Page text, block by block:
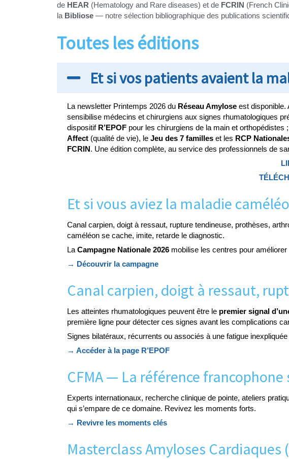
de HEAR (Hematology and Rare diseases) et de FCRIN (French
la Bibliose — notre sélection bibliographique des publications
Toutes les éditions
Et si vos patients avaient la
La newsletter Printemps 2026 du Réseau Amylose est disponible.
sensibilise médecins et chirurgiens aux signes rhumatologiques
dispositif R’EPOF pour les chirurgiens de la main et orthopédistes
Affect (qualité de vie), le Jeu des 7 familles et les RCP
FCRIN. Une édition complète, au service des professionnels de
Et si vous aviez la maladie
Canal carpien, doigt à ressaut, rupture tendineuse, prothèses,
caméléon se cache, imite, retarde le diagnostic.
La Campagne Nationale 2026 mobilise les centres pour améliorer
→ Découvrir la campagne
Canal carpien, doigt à ressaut,
Les atteintes rhumatologiques peuvent être le premier signal
première ligne pour détecter ces signes avant les complications
Signes bilatéraux, récurrents ou associés à une fatigue inexpliquée
→ Accéder à la page R’EPOF
CFMA — La référence
Experts internationaux, recherche clinique de pointe, ateliers
qui s’empare de ce domaine. Revivez les moments forts.
→ Revivre les moments clés
Masterclass Amyloses